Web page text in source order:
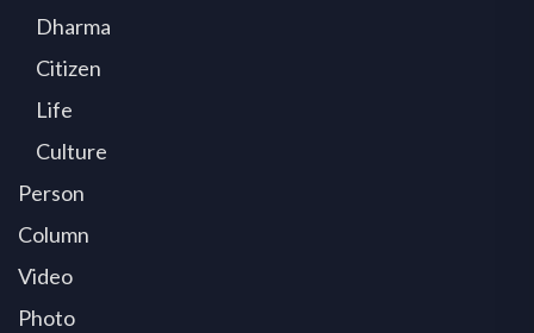
Dharma
Citizen
Life
Culture
Person
Column
Video
Photo